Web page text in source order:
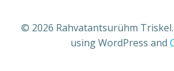
© 2026 Rahvatantsurühm
using WordPress and